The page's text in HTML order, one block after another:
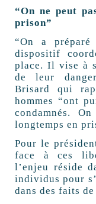
“On ne peut
prison”
“On a
dispositif
place. Il vise à
de leur
Brisard qui
hommes “ont
condamnés.
longtemps en
Pour le
face à ces
l’enjeu réside
individus pour
dans des faits